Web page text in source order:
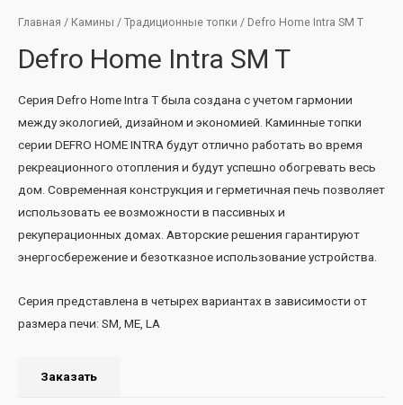
Главная / Камины / Традиционные топки / Defro Home Intra SM T
Defro Home Intra SM T
Серия Defro Home Intra T была создана с учетом гармонии
между экологией, дизайном и экономией. Каминные топки
серии DEFRO HOME INTRA будут отлично работать во время
рекреационного отопления и будут успешно обогревать весь
дом. Современная конструкция и герметичная печь позволяет
использовать ее возможности в пассивных и
рекуперационных домах. Авторские решения гарантируют
энергосбережение и безотказное использование устройства.
Серия представлена ​​в четырех вариантах в зависимости от
размера печи: SM, ME, LA
Заказать